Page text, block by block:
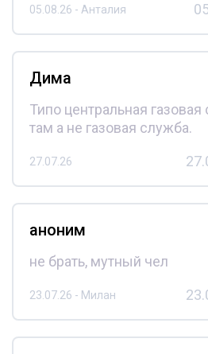
05.08.26 - Анталия
Дима
Типо центральная
там а не газовая служба.
27.07.26
аноним
не брать, мутный чел
23.07.26 - Милан